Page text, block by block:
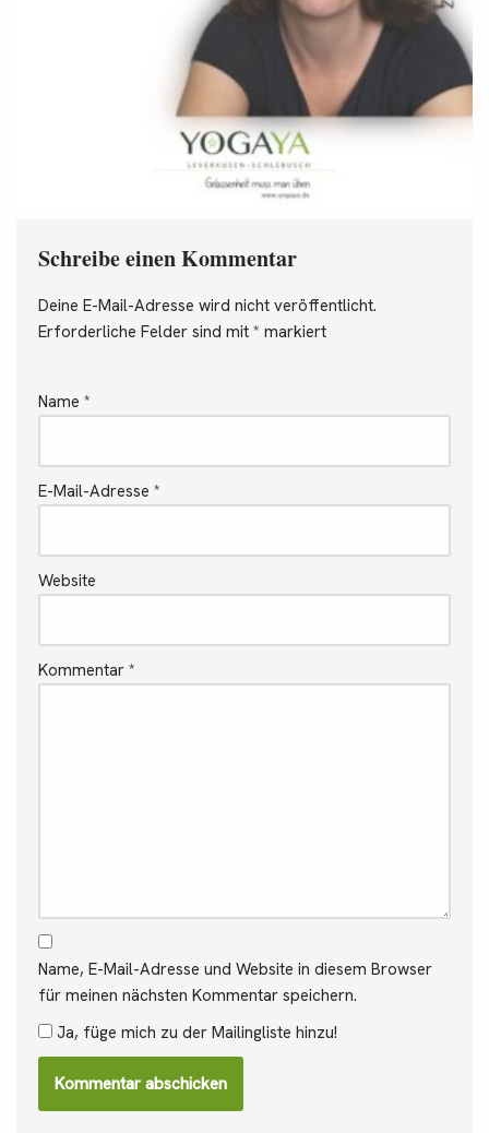
Schreibe einen Kommentar
Deine E-Mail-Adresse wird nicht veröffentlicht.
Erforderliche Felder sind mit * markiert
Name *
E-Mail-Adresse *
Website
Kommentar *
Name, E-Mail-Adresse und Website in diesem Browser
für meinen nächsten Kommentar speichern.
Ja, füge mich zu der Mailingliste hinzu!